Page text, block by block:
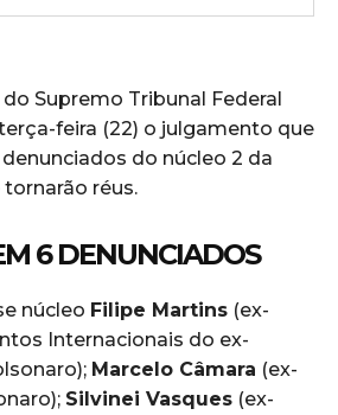
Supremo Tribunal Federal
feira (22) o julgamento que
do núcleo 2 da
réus.
6 DENUNCIADOS
núcleo Filipe Martins (ex-
Internacionais do ex-
Marcelo Câmara (ex-
Silvinei Vasques (ex-